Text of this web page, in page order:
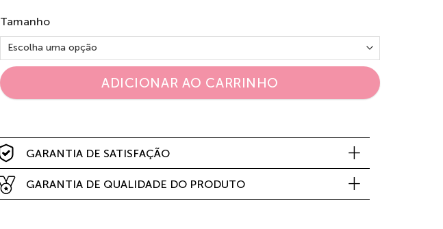
Tamanho
ADICIONAR AO CARRINHO
GARANTIA DE SATISFAÇÃO
GARANTIA DE QUALIDADE DO PRODUTO